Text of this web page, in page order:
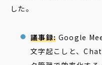
した。
議事録: Google
文字起こしと、